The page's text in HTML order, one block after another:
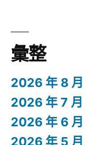
彙整
2026 年 8 月
2026 年 7 月
2026 年 6 月
2026 年 5 月